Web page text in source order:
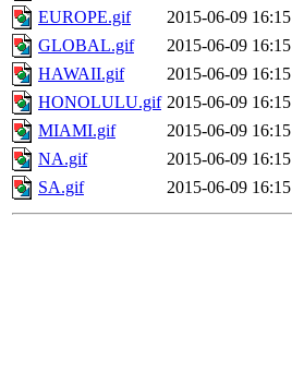
EUROPE.gif
2015-06-09 16:15
GLOBAL.gif
2015-06-09 16:15
HAWAII.gif
2015-06-09 16:15
HONOLULU.gif 2015-06-09 16:15
MIAMI.gif
2015-06-09 16:15
NA.gif
2015-06-09 16:15
SA.gif
2015-06-09 16:15